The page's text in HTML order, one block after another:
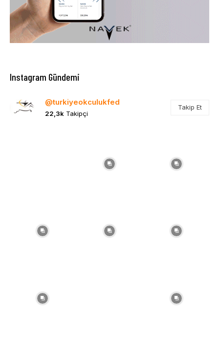
Instagram Gündemi
@turkiyeokculukfed
22,3k Takipçi
Takip Et